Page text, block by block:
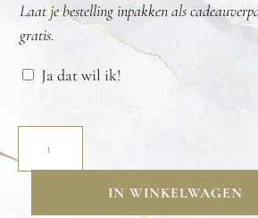
Laat je bestelling inpakken als
gratis.
Ja dat wil ik!
IN WINKELWAGEN